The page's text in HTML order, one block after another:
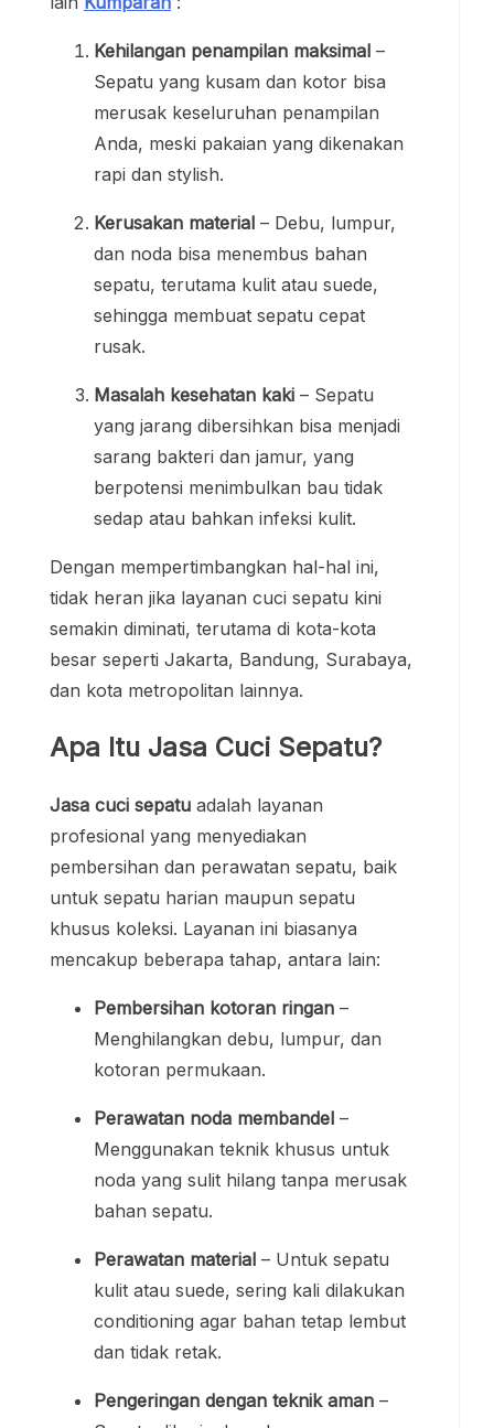
Kehilangan penampilan maksimal –
Sepatu yang kusam dan kotor bisa
merusak keseluruhan penampilan
Anda, meski pakaian yang dikenakan
rapi dan stylish.
Kerusakan material – Debu, lumpur,
dan noda bisa menembus bahan
sepatu, terutama kulit atau suede,
sehingga membuat sepatu cepat
rusak.
Masalah kesehatan kaki – Sepatu
yang jarang dibersihkan bisa menjadi
sarang bakteri dan jamur, yang
berpotensi menimbulkan bau tidak
sedap atau bahkan infeksi kulit.
Dengan mempertimbangkan hal-hal ini,
tidak heran jika layanan cuci sepatu kini
semakin diminati, terutama di kota-kota
besar seperti Jakarta, Bandung, Surabaya,
dan kota metropolitan lainnya.
Apa Itu Jasa Cuci Sepatu?
Jasa cuci sepatu adalah layanan
profesional yang menyediakan
pembersihan dan perawatan sepatu, baik
untuk sepatu harian maupun sepatu
khusus koleksi. Layanan ini biasanya
mencakup beberapa tahap, antara lain:
Pembersihan kotoran ringan –
Menghilangkan debu, lumpur, dan
kotoran permukaan.
Perawatan noda membandel –
Menggunakan teknik khusus untuk
noda yang sulit hilang tanpa merusak
bahan sepatu.
Perawatan material – Untuk sepatu
kulit atau suede, sering kali dilakukan
conditioning agar bahan tetap lembut
dan tidak retak.
Pengeringan dengan teknik aman –